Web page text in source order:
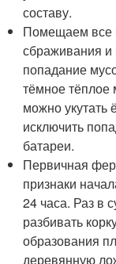
составу.
Помещаем все
сбраживания
попадание
тёмное тёплое
можно
исключить
батареи.
Первичная
признаки
24 часа. Раз в
разбивать
образования
деревянную